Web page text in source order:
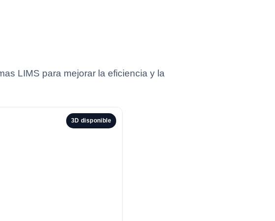
LIMS para mejorar la eficiencia y la
3D disponible